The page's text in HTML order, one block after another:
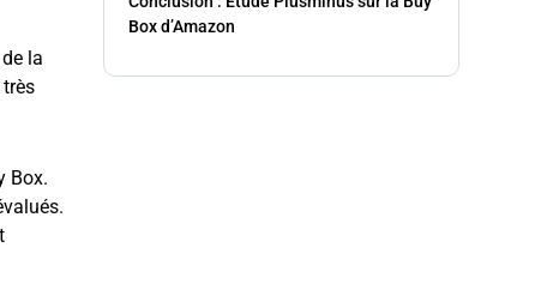
Box d’Amazon
la
Box.